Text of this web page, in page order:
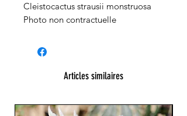
Cleistocactus strausii monstruosa
Photo non contractuelle
Articles similaires